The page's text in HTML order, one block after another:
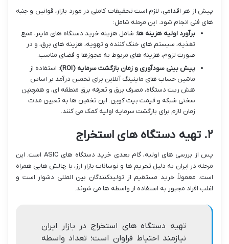
پیش از هر اقدامی، لازم است تحقیقات کاملی در مورد بازار، قوانین و جنبه
های فنی انجام شود. این مرحله شامل:
برآورد اولیه هزینه ها: شامل هزینه خرید دستگاه های ماینر، منبع
تغذیه، سیستم های خنک کننده و تهویه، هزینه های برق، و در
صورت لزوم، هزینه های مربوط به مجوزها و فضای مناسب.
پیش بینی سودآوری و زمان بازگشت سرمایه (ROI):
استفاده از
ماشین حساب های ماینینگ آنلاین برای تخمین درآمد بر اساس
هش ریت دستگاه، مصرف برق و تعرفه برق منطقه ای، و همچنین
سختی شبکه و قیمت بیت کوین. این تخمین ها به تعیین مدت
زمان لازم برای بازگشت سرمایه اولیه کمک می کنند.
۲. تهیه دستگاه های استخراج
پس از بررسی های اولیه، گام بعدی خرید دستگاه های ASIC است. این
مرحله در ایران به دلیل تحریم ها و نوسانات بازار ارز، با چالش هایی همراه
است. معمولاً خرید مستقیم از تولیدکنندگان بین المللی دشوار است و
اغلب افراد مجبور به استفاده از واسطه ها می شوند.
تهیه دستگاه های استخراج در بازار ایران
نیازمند احتیاط فراوان است؛ تعداد واسطه